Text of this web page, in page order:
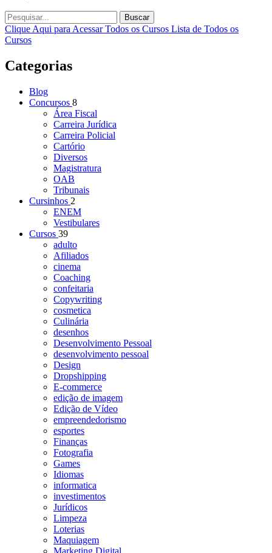
Buscar
Clique Aqui para Acessar Todos os Cursos Lista de Todos os
Cursos
Categorias
Blog
Concursos 8
Área Fiscal
Carreira Jurídica
Carreira Policial
Cartório
Diversos
Magistratura
OAB
Tribunais
Cursinhos 2
ENEM
Vestibulares
Cursos 39
adulto
Afiliados
cinema
Coaching
confeitaria
Copywriting
cosmetica
Culinária
desenhos
Desenvolvimento Pessoal
desenvolvimento pessoal
Design
Dropshipping
E-commerce
edição de imagem
Edição de Vídeo
empreendedorismo
esportes
Finanças
Fotografia
Games
Idiomas
informatica
investimentos
Jurídicos
Limpeza
Loterias
Maquiagem